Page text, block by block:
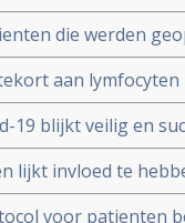
kanker maar
internationale
die werden
mensen die
- Covid-19 blijkt
aan
en sterfterisico bij
19 blijkt veilig en
aan Chinese
lijkt invloed te
uit studie van
voor patienten